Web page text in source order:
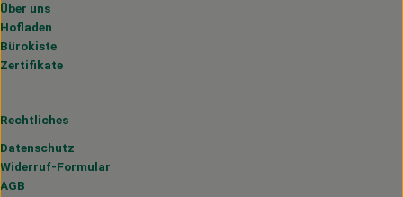
Über uns
Hofladen
Bürokiste
Zertifikate
Rechtliches
Datenschutz
Widerruf-Formular
AGB